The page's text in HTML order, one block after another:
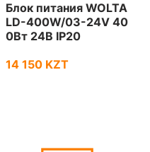
Блок питания WOLTA
LD-400W/03-24V 40
0Вт 24В IP20
14 150 KZT